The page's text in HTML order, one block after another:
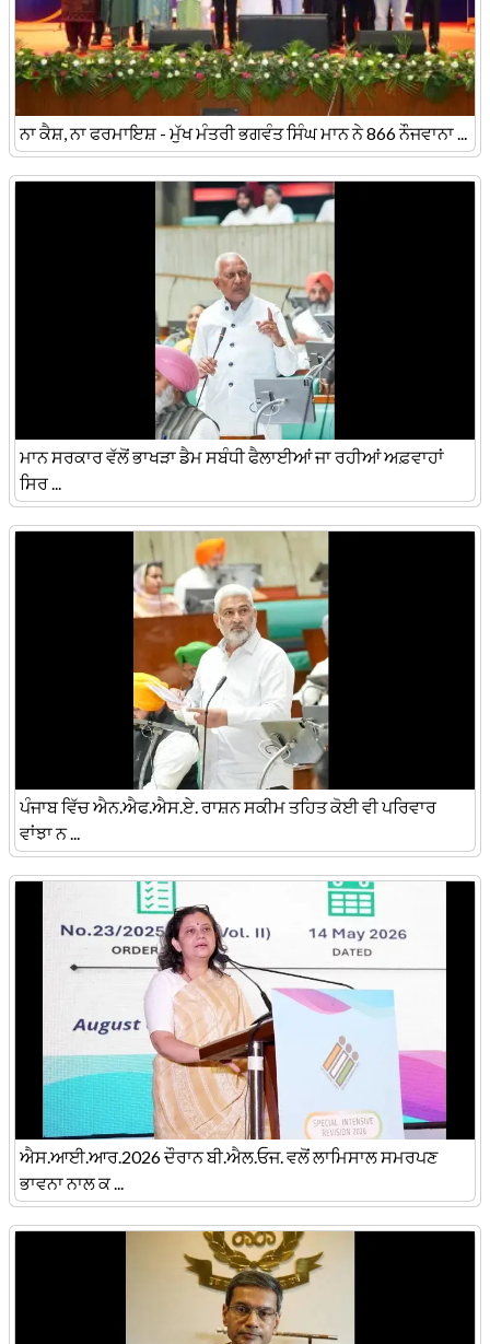
ਨਾ ਕੈਸ਼, ਨਾ ਫਰਮਾਇਸ਼ - ਮੁੱਖ ਮੰਤਰੀ ਭਗਵੰਤ ਸਿੰਘ ਮਾਨ ਨੇ 866 ਨੌਜਵਾਨਾ ...
ਮਾਨ ਸਰਕਾਰ ਵੱਲੋਂ ਭਾਖੜਾ ਡੈਮ ਸਬੰਧੀ ਫੈਲਾਈਆਂ ਜਾ ਰਹੀਆਂ ਅਫ਼ਵਾਹਾਂ
ਸਿਰ ...
ਪੰਜਾਬ ਵਿੱਚ ਐਨ.ਐਫ.ਐਸ.ਏ. ਰਾਸ਼ਨ ਸਕੀਮ ਤਹਿਤ ਕੋਈ ਵੀ ਪਰਿਵਾਰ
ਵਾਂਝਾ ਨ ...
ਐਸ.ਆਈ.ਆਰ.2026 ਦੌਰਾਨ ਬੀ.ਐਲ.ਓਜ. ਵਲੋਂ ਲਾਮਿਸਾਲ ਸਮਰਪਣ
ਭਾਵਨਾ ਨਾਲ ਕ ...